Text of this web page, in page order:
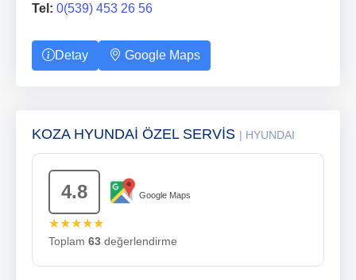
Tel: 0(539) 453 26 56
Detay Google Maps
KOZA HYUNDAİ ÖZEL SERVİS | HYUNDAI
4.8 Google Maps
★★★★★
Toplam 63 değerlendirme